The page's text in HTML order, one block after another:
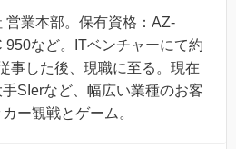
営業本部。保有資格：AZ-
など。ITベンチャーにて約
事した後、現職に至る。現在
SIerなど、幅広い業種のお客
ー観戦とゲーム。